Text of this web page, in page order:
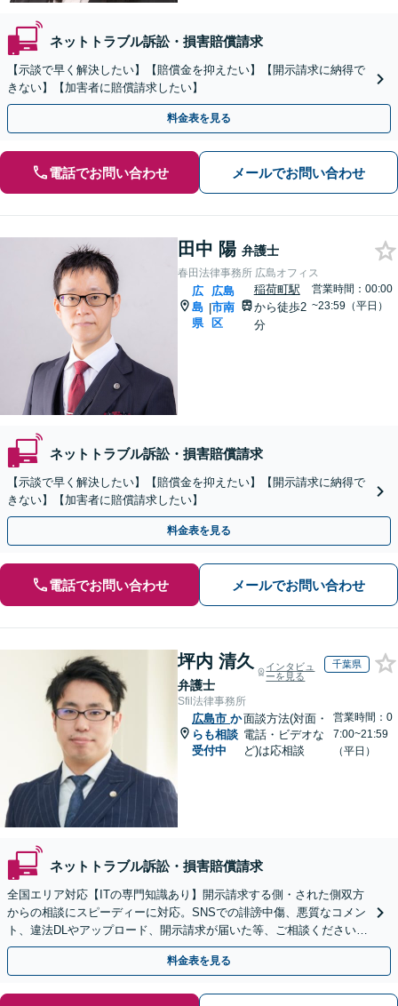
ネットトラブル訴訟・損害賠償請求
【示談で早く解決したい】【賠償金を抑えたい】【開示請求に納得で
きない】【加害者に賠償請求したい】
料金表を見る
電話でお問い合わせ メールでお問い合わせ
田中 陽 弁護士
春田法律事務所 広島オフィス
広
島
県
|
広島
市南
区
稲荷町駅
から徒歩2
分
営業時間：00:00
~23:59（平日）
ネットトラブル訴訟・損害賠償請求
【示談で早く解決したい】【賠償金を抑えたい】【開示請求に納得で
きない】【加害者に賠償請求したい】
料金表を見る
電話でお問い合わせ メールでお問い合わせ
坪内 清久
弁護士
インタビュ
ーを見る
千葉県
Sfil法律事務所
広島市 か
らも相談
受付中
面談方法(対面・
電話・ビデオな
ど)は応相談
営業時間：0
7:00~21:59
（平日）
ネットトラブル訴訟・損害賠償請求
全国エリア対応【ITの専門知識あり】開示請求する側・された側双方
からの相談にスピーディーに対応。SNSでの誹謗中傷、悪質なコメン
ト、違法DLやアップロード、開示請求が届いた等、ご相談ください
【WEB面談OK&解決実績豊富】【千葉中央駅4分】
料金表を見る